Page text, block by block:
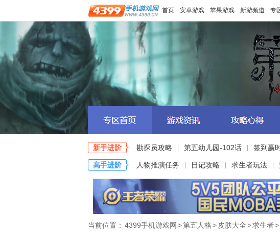
首页 安卓游戏 苹果游戏 新游频道 专
新手进阶 勘探员攻略 第五幼儿园-102话 签到赢
高手进阶 人物推演任务 日记攻略 求生者玩法
当前位置： 4399手机游戏网>第五人格> 皮肤大全>求生者>